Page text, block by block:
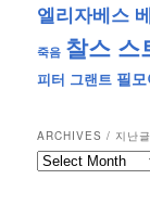
엘리자베스
죽음 찰스 스
피터 그랜트 필모
ARCHIVES / 지난글
archives